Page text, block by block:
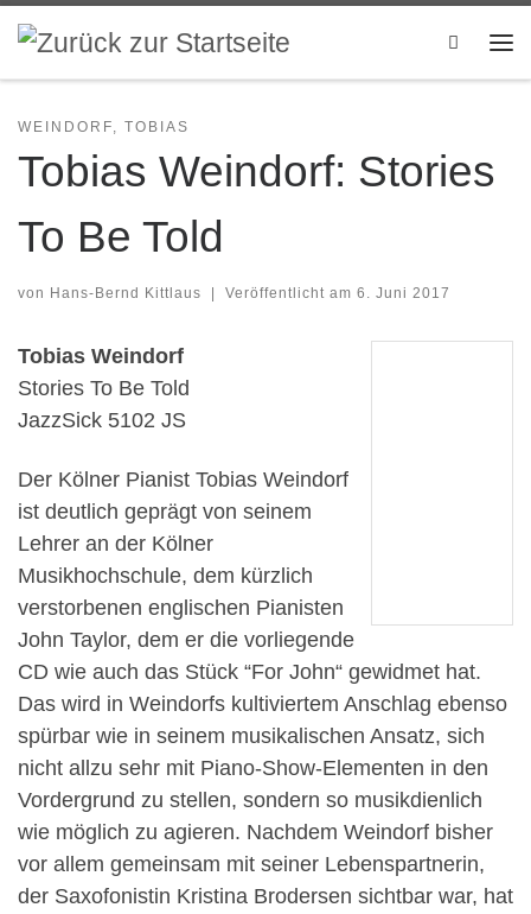
Zum Inhalt springen
Search
WEINDORF, TOBIAS
Tobias Weindorf: Stories
To Be Told
von Hans-Bernd Kittlaus Veröffentlicht am 6. Juni 2017
Tobias Weindorf
Stories To Be Told
JazzSick 5102 JS
Der Kölner Pianist Tobias Weindorf
ist deutlich geprägt von seinem
Lehrer an der Kölner
Musikhochschule, dem kürzlich
verstorbenen englischen Pianisten
John Taylor, dem er die vorliegende
CD wie auch das Stück “For John“ gewidmet hat.
Das wird in Weindorfs kultiviertem Anschlag ebenso
spürbar wie in seinem musikalischen Ansatz, sich
nicht allzu sehr mit Piano-Show-Elementen in den
Vordergrund zu stellen, sondern so musikdienlich
wie möglich zu agieren. Nachdem Weindorf bisher
vor allem gemeinsam mit seiner Lebenspartnerin,
der Saxofonistin Kristina Brodersen sichtbar war, hat